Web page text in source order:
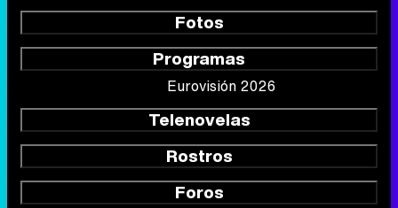
Fotos
Programas
Eurovisión 2026
Telenovelas
Rostros
Foros